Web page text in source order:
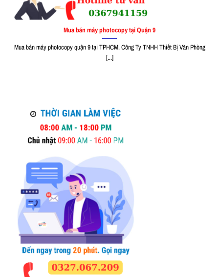
Mua bán máy photocopy tại Quận 9
Mua bán máy photocopy quận 9 tại TPHCM. Công Ty TNHH Thiết Bị Văn Phòng
[...]